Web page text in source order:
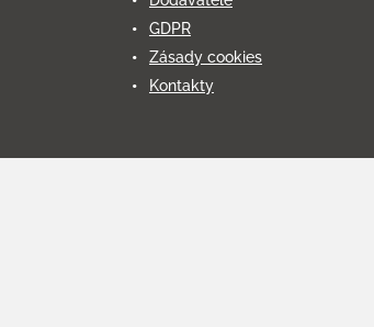
GDPR
Zásady cookies
Kontakty